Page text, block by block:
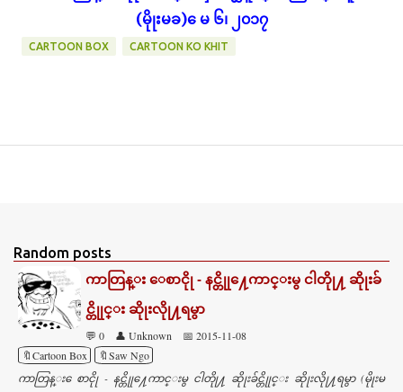
(မိုုးမခ) ေမ ၆၊ ၂၀၁၇
CARTOON BOX CARTOON KO KHIT
Random posts
ကာတြန္း ေစာငိုု - နင္တိုု႔ေကာင္းမွ ငါတိုု႔ ဆိုုးခ်
င္တိုုင္း ဆိုုးလိုု႔ရမွာ
💬 0 👤 Unknown
📅 2015-11-08
🔖Cartoon Box
🔖Saw Ngo
ကာတြန္း ေစာငိုု - နင္တိုု႔ေကာင္းမွ ငါတိုု႔ ဆိုုးခ်င္တိုုင္း ဆိုုးလိုု႔ရမွာ (မိုုးမ